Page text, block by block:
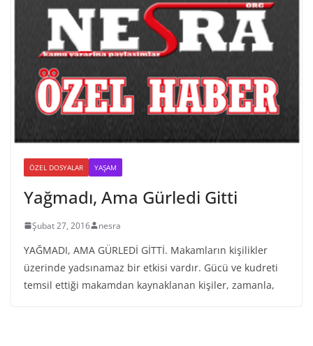
ÖZEL DOSYALAR YAŞAM
Yağmadı, Ama Gürledi Gitti
Şubat 27, 2016 nesra
YAĞMADI, AMA GÜRLEDİ GİTTİ. Makamların kişilikler
üzerinde yadsınamaz bir etkisi vardır. Gücü ve kudreti
temsil ettiği makamdan kaynaklanan kişiler, zamanla,